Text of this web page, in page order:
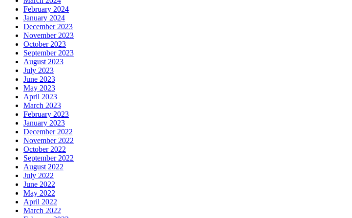
February 2024
January 2024
December 2023
November 2023
October 2023
September 2023
August 2023
July 2023
June 2023
May 2023
April 2023
March 2023
February 2023
January 2023
December 2022
November 2022
October 2022
September 2022
August 2022
July 2022
June 2022
May 2022
April 2022
March 2022